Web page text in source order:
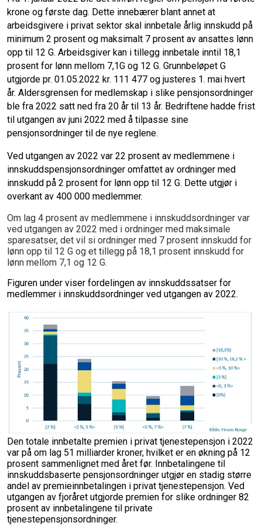
krone og første dag. Dette innebærer blant annet at
arbeidsgivere i privat sektor skal innbetale årlig innskudd på
minimum 2 prosent og maksimalt 7 prosent av ansattes lønn
opp til 12 G. Arbeidsgiver kan i tillegg innbetale inntil 18,1
prosent for lønn mellom 7,1G og 12 G. Grunnbeløpet G
utgjorde pr. 01.05.2022 kr. 111 477 og justeres 1. mai hvert
år. Aldersgrensen for medlemskap i slike pensjonsordninger
ble fra 2022 satt ned fra 20 år til 13 år. Bedriftene hadde frist
til utgangen av juni 2022 med å tilpasse sine
pensjonsordninger til de nye reglene.
Ved utgangen av 2022 var 22 prosent av medlemmene i
innskuddspensjonsordninger omfattet av ordninger med
innskudd på 2 prosent for lønn opp til 12 G. Dette utgjør i
overkant av 400 000 medlemmer.
Om lag 4 prosent av medlemmene i innskuddsordninger var
ved utgangen av 2022 med i ordninger med maksimale
sparesatser, det vil si ordninger med 7 prosent innskudd for
lønn opp til 12 G og et tillegg på 18,1 prosent innskudd for
lønn mellom 7,1 og 12 G.
Figuren under viser fordelingen av innskuddssatser for
medlemmer i innskuddsordninger ved utgangen av 2022.
Den totale innbetalte premien i privat tjenestepensjon i 2022
var på om lag 51 milliarder kroner, hvilket er en økning på 12
prosent sammenlignet med året før. Innbetalingene til
innskuddsbaserte pensjonsordninger utgjør en stadig større
andel av premieinnbetalingen i privat tjenestepensjon. Ved
utgangen av fjoråret utgjorde premien for slike ordninger 82
prosent av innbetalingene til private
tjenestepensjonsordninger.